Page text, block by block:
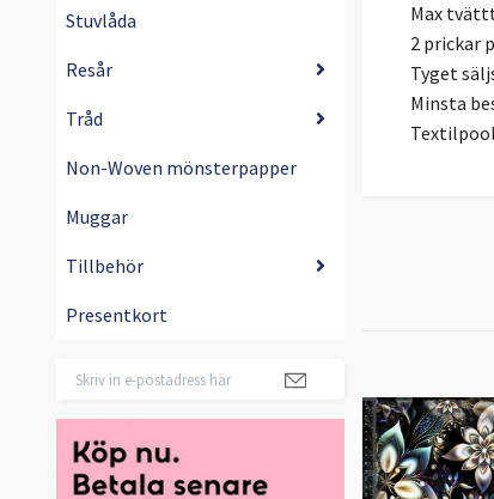
Stuvlåda
Resår
Tråd
Non-Woven mönsterpapper
Muggar
Tillbehör
Presentkort
Max
2 prickar
Tyget
Minsta